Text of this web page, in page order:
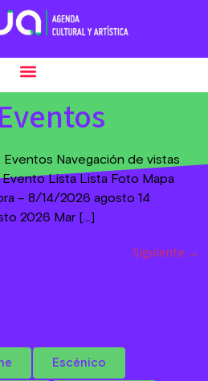
Eventos
Navegación de vistas
Lista Lista Foto Mapa
– 8/14/2026 agosto 14
2026 Mar […]
Siguiente →
Escénico